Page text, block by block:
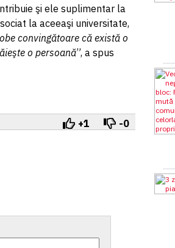
RON
RON
RON
şi ele suplimentar la
la aceeaşi universitate,
convingătoare că există o
o persoană”, a spus
+1 -0